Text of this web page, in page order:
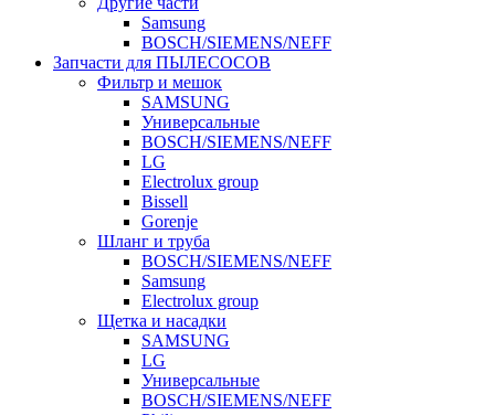
Samsung
BOSCH/SIEMENS/NEFF
Запчасти для ПЫЛЕСОСОВ
Фильтр и мешок
SAMSUNG
Универсальные
BOSCH/SIEMENS/NEFF
LG
Electrolux group
Bissell
Gorenje
Шланг и труба
BOSCH/SIEMENS/NEFF
Samsung
Electrolux group
Щетка и насадки
SAMSUNG
LG
Универсальные
BOSCH/SIEMENS/NEFF